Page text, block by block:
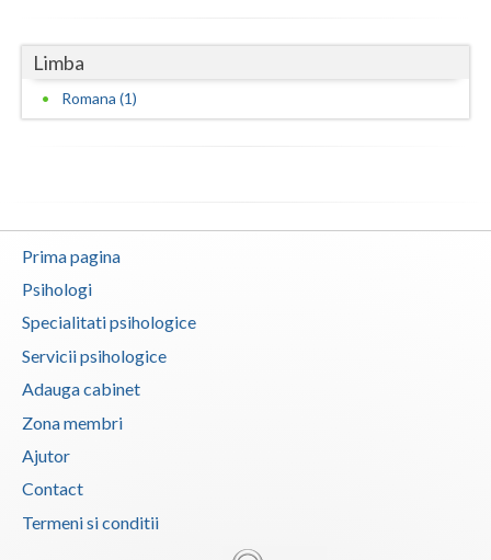
Vrancea
Limba
Romana (1)
Prima pagina
Psihologi
Specialitati psihologice
Servicii psihologice
Adauga cabinet
Zona membri
Ajutor
Contact
Termeni si conditii